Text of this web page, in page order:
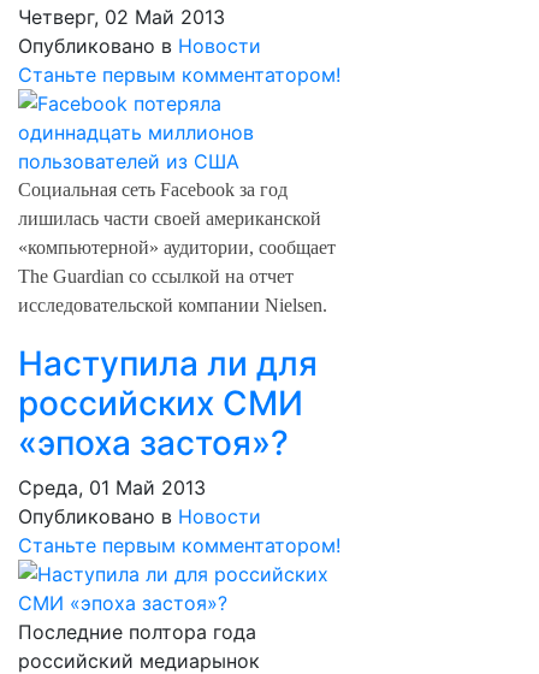
Четверг, 02 Май 2013
Опубликовано в Новости
Станьте первым комментатором!
Социальная сеть Facebook за год
лишилась части своей американской
«компьютерной» аудитории, сообщает
The Guardian со ссылкой на отчет
исследовательской компании Nielsen.
Наступила ли для
российских СМИ
«эпоха застоя»?
Среда, 01 Май 2013
Опубликовано в Новости
Станьте первым комментатором!
Последние полтора года
российский медиарынок